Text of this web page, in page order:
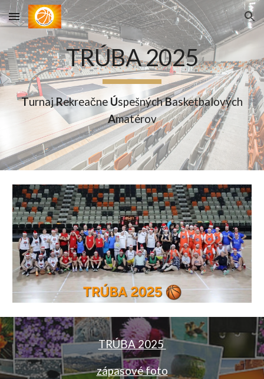
Skip to main content Skip to navigation
TRÚBA 2025
TurnajRekreačne ÚspešnýchBasketbalových
Amatérov
TRÚBA 2025
zápasové foto